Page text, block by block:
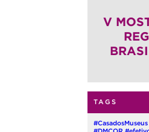
V
TAGS
#CasadosMuseus